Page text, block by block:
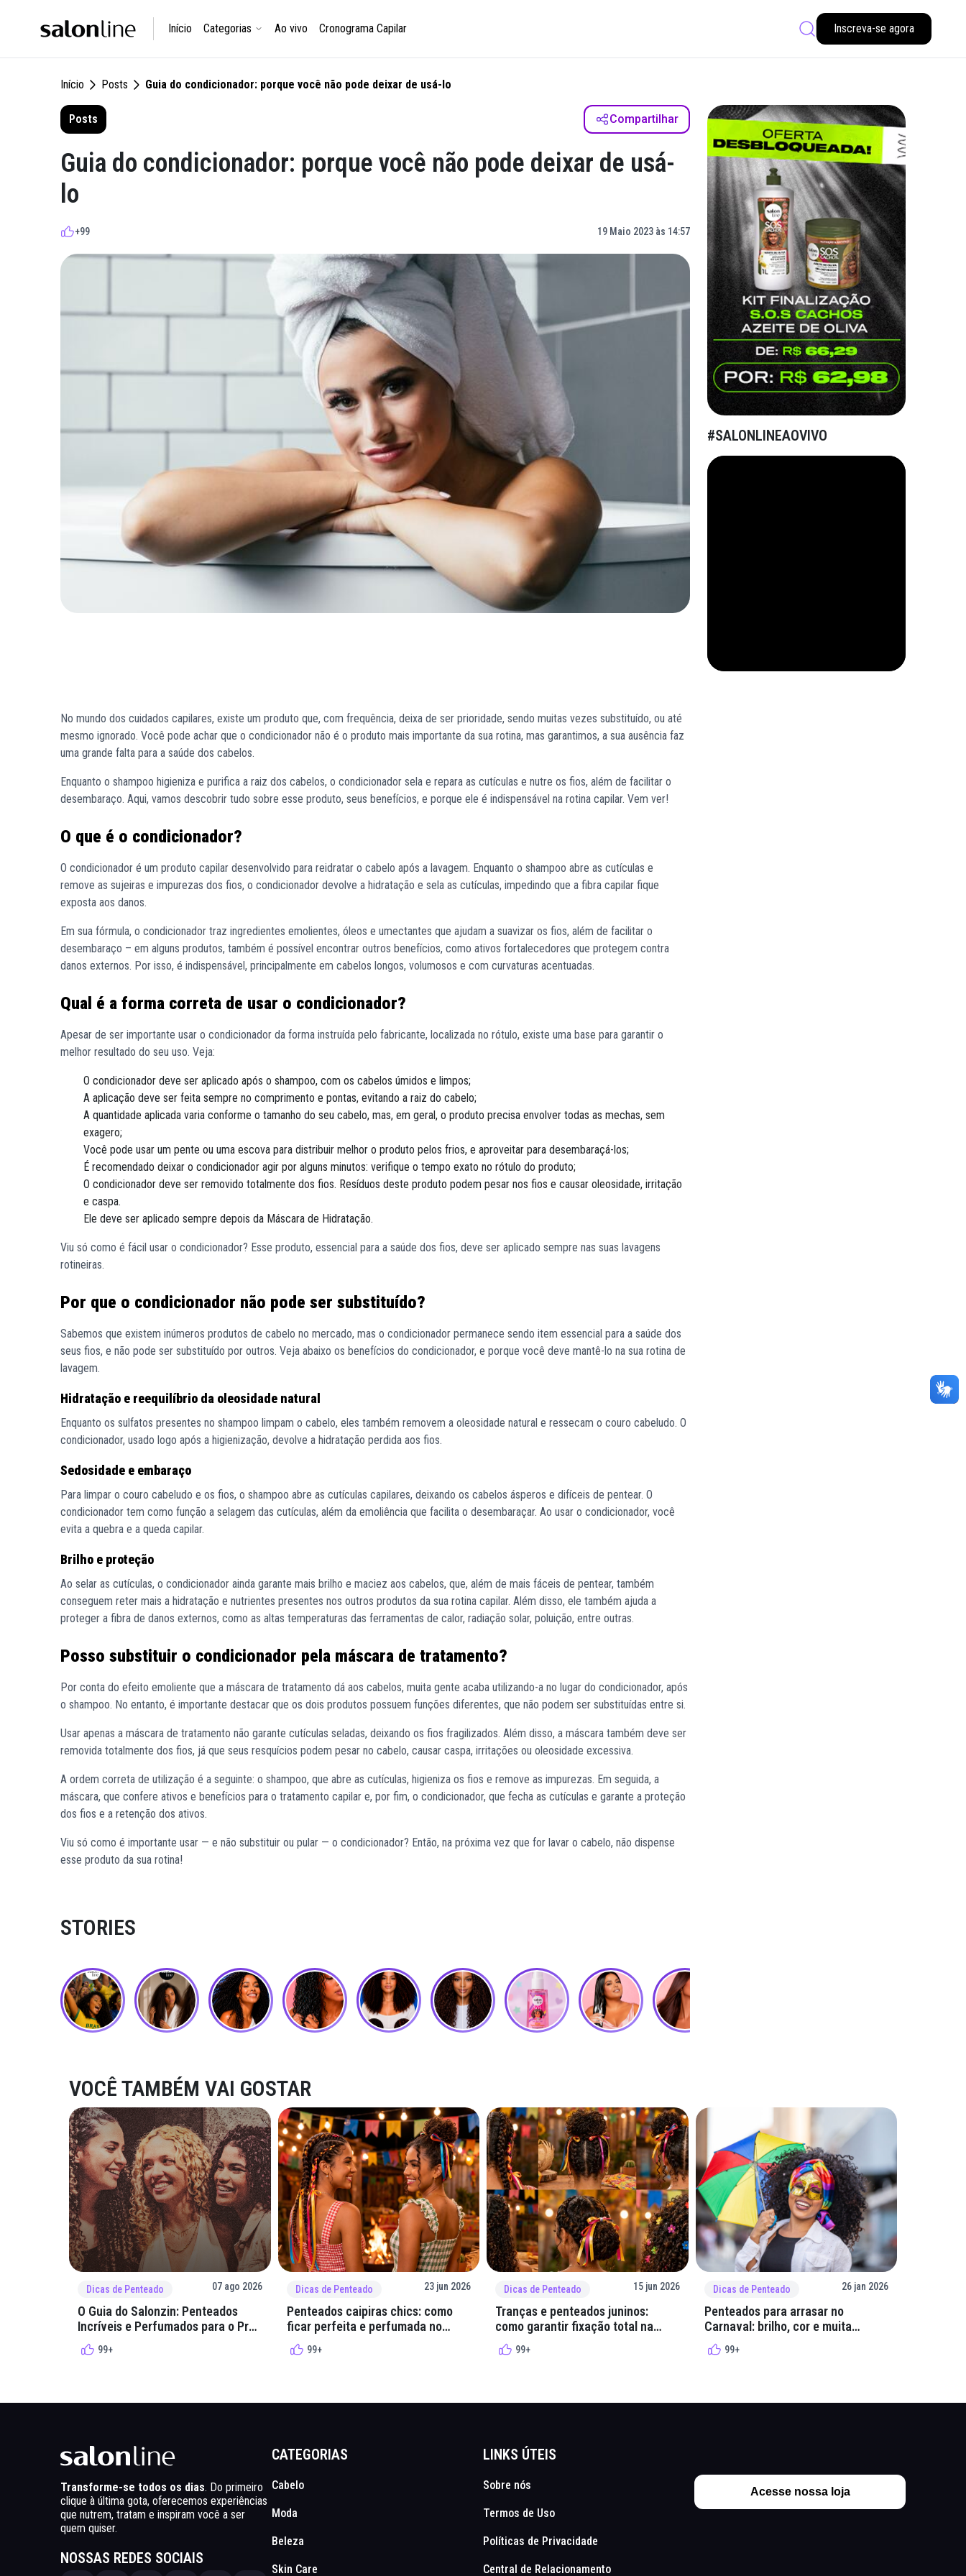
Início Categorias Ao vivo Cronograma Capilar Inscreva-se agora
Início Posts Guia do condicionador: porque você não pode deixar de usá-lo
Posts Compartilhar
Guia do condicionador: porque você não pode deixar de usá-
lo
+99 19 Maio 2023 às 14:57
No mundo dos cuidados capilares, existe um produto que, com frequência, deixa de ser prioridade, sendo muitas vezes substituído, ou até
mesmo ignorado. Você pode achar que o condicionador não é o produto mais importante da sua rotina, mas garantimos, a sua ausência faz
uma grande falta para a saúde dos cabelos.
Enquanto o shampoo higieniza e purifica a raiz dos cabelos, o condicionador sela e repara as cutículas e nutre os fios, além de facilitar o
desembaraço. Aqui, vamos descobrir tudo sobre esse produto, seus benefícios, e porque ele é indispensável na rotina capilar. Vem ver!
O que é o condicionador?
O condicionador é um produto capilar desenvolvido para reidratar o cabelo após a lavagem. Enquanto o shampoo abre as cutículas e
remove as sujeiras e impurezas dos fios, o condicionador devolve a hidratação e sela as cutículas, impedindo que a fibra capilar fique
exposta aos danos.
Em sua fórmula, o condicionador traz ingredientes emolientes, óleos e umectantes que ajudam a suavizar os fios, além de facilitar o
desembaraço – em alguns produtos, também é possível encontrar outros benefícios, como ativos fortalecedores que protegem contra
danos externos. Por isso, é indispensável, principalmente em cabelos longos, volumosos e com curvaturas acentuadas.
Qual é a forma correta de usar o condicionador?
Apesar de ser importante usar o condicionador da forma instruída pelo fabricante, localizada no rótulo, existe uma base para garantir o
melhor resultado do seu uso. Veja:
O condicionador deve ser aplicado após o shampoo, com os cabelos úmidos e limpos;
A aplicação deve ser feita sempre no comprimento e pontas, evitando a raiz do cabelo;
A quantidade aplicada varia conforme o tamanho do seu cabelo, mas, em geral, o produto precisa envolver todas as mechas, sem
exagero;
Você pode usar um pente ou uma escova para distribuir melhor o produto pelos frios, e aproveitar para desembaraçá-los;
É recomendado deixar o condicionador agir por alguns minutos: verifique o tempo exato no rótulo do produto;
O condicionador deve ser removido totalmente dos fios. Resíduos deste produto podem pesar nos fios e causar oleosidade, irritação
e caspa.
Ele deve ser aplicado sempre depois da Máscara de Hidratação.
Viu só como é fácil usar o condicionador? Esse produto, essencial para a saúde dos fios, deve ser aplicado sempre nas suas lavagens
rotineiras.
Por que o condicionador não pode ser substituído?
Sabemos que existem inúmeros produtos de cabelo no mercado, mas o condicionador permanece sendo item essencial para a saúde dos
seus fios, e não pode ser substituído por outros. Veja abaixo os benefícios do condicionador, e porque você deve mantê-lo na sua rotina de
lavagem.
Hidratação e reequilíbrio da oleosidade natural
Enquanto os sulfatos presentes no shampoo limpam o cabelo, eles também removem a oleosidade natural e ressecam o couro cabeludo. O
condicionador, usado logo após a higienização, devolve a hidratação perdida aos fios.
Sedosidade e embaraço
Para limpar o couro cabeludo e os fios, o shampoo abre as cutículas capilares, deixando os cabelos ásperos e difíceis de pentear. O
condicionador tem como função a selagem das cutículas, além da emoliência que facilita o desembaraçar. Ao usar o condicionador, você
evita a quebra e a queda capilar.
Brilho e proteção
Ao selar as cutículas, o condicionador ainda garante mais brilho e maciez aos cabelos, que, além de mais fáceis de pentear, também
conseguem reter mais a hidratação e nutrientes presentes nos outros produtos da sua rotina capilar. Além disso, ele também ajuda a
proteger a fibra de danos externos, como as altas temperaturas das ferramentas de calor, radiação solar, poluição, entre outras.
Posso substituir o condicionador pela máscara de tratamento?
Por conta do efeito emoliente que a máscara de tratamento dá aos cabelos, muita gente acaba utilizando-a no lugar do condicionador, após
o shampoo. No entanto, é importante destacar que os dois produtos possuem funções diferentes, que não podem ser substituídas entre si.
Usar apenas a máscara de tratamento não garante cutículas seladas, deixando os fios fragilizados. Além disso, a máscara também deve ser
removida totalmente dos fios, já que seus resquícios podem pesar no cabelo, causar caspa, irritações ou oleosidade excessiva.
A ordem correta de utilização é a seguinte: o shampoo, que abre as cutículas, higieniza os fios e remove as impurezas. Em seguida, a
máscara, que confere ativos e benefícios para o tratamento capilar e, por fim, o condicionador, que fecha as cutículas e garante a proteção
dos fios e a retenção dos ativos.
Viu só como é importante usar — e não substituir ou pular — o condicionador? Então, na próxima vez que for lavar o cabelo, não dispense
esse produto da sua rotina!
STORIES
#SALONLINEAOVIVO
VOCÊ TAMBÉM VAI GOSTAR
Dicas de Penteado 07 ago 2026
O Guia do Salonzin: Penteados
Incríveis e Perfumados para o Pré-
Rolê
99+
Dicas de Penteado 23 jun 2026
Penteados caipiras chics: como
ficar perfeita e perfumada no
arraial
99+
Dicas de Penteado 15 jun 2026
Tranças e penteados juninos:
como garantir fixação total na
quadrilha
99+
Dicas de Penteado 26 jan 2026
Penteados para arrasar no
Carnaval: brilho, cor e muita
criatividade
99+
Transforme-se todos os dias. Do primeiro
clique à última gota, oferecemos experiências
que nutrem, tratam e inspiram você a ser
quem quiser.
NOSSAS REDES SOCIAIS
CATEGORIAS
Cabelo
Moda
Beleza
Skin Care
LINKS ÚTEIS
Sobre nós
Termos de Uso
Políticas de Privacidade
Central de Relacionamento
Acesse nossa loja